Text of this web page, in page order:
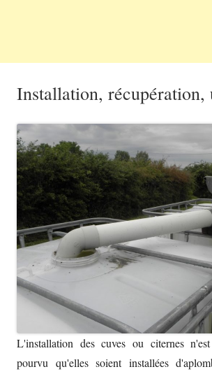
Installation,
L'installation des cuves ou citernes
pourvu qu'elles soient installées